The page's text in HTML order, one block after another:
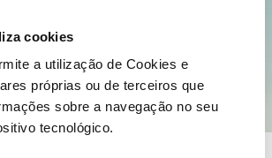
cookies
a utilização de Cookies e
próprias ou de terceiros que
sobre a navegação no seu
tecnológico.